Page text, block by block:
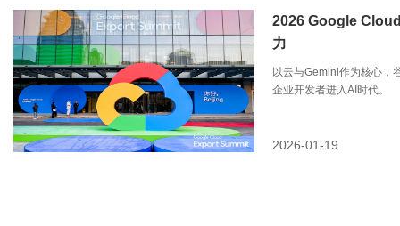
2026 Google
力
以云与Gemini作为核心，
企业开发者进入AI时代。
2026-01-19